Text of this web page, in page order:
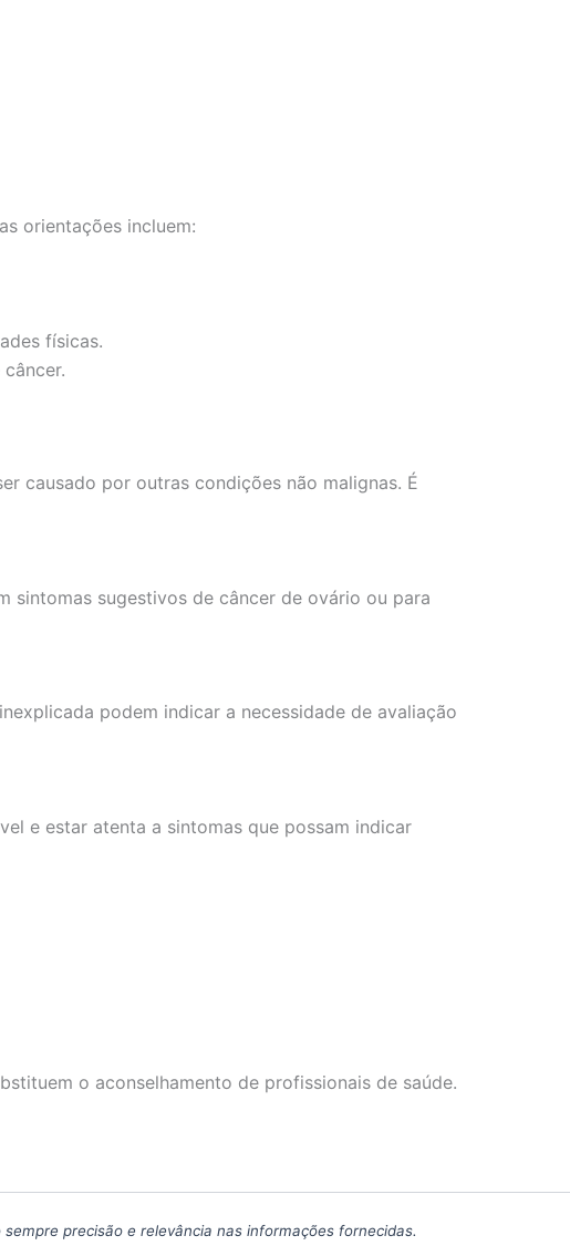
orientações incluem:
físicas.
causado por outras condições não malignas. É
sintomas sugestivos de câncer de ovário ou para
podem indicar a necessidade de avaliação
e estar atenta a sintomas que possam indicar
o aconselhamento de profissionais de saúde.
precisão e relevância nas informações fornecidas.